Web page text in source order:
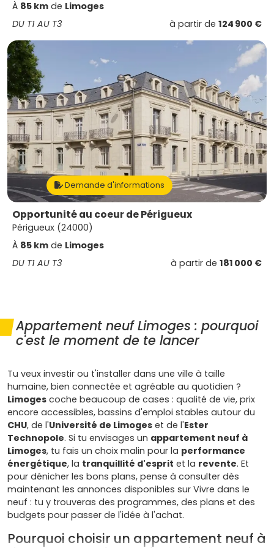
À 85 km de Limoges
DU T1 AU T3
à partir de 124 900 €
Demande d'informations
Opportunité au coeur de Périgueux
Périgueux (24000)
À 85 km de Limoges
DU T1 AU T3
à partir de 181 000 €
Appartement neuf Limoges : pourquoi
c'est le moment de te lancer
Tu veux investir ou t'installer dans une ville à taille
humaine, bien connectée et agréable au quotidien ?
Limoges coche beaucoup de cases : qualité de vie, prix
encore accessibles, bassins d'emploi stables autour du
CHU, de l'Université de Limoges et de l'Ester
Technopole. Si tu envisages un appartement neuf à
Limoges, tu fais un choix malin pour la performance
énergétique, la tranquillité d'esprit et la revente. Et
pour dénicher les bons plans, pense à consulter dès
maintenant les annonces disponibles sur Vivre dans le
neuf : tu y trouveras des programmes, des plans et des
budgets pour passer de l'idée à l'achat.
Pourquoi choisir un appartement neuf à